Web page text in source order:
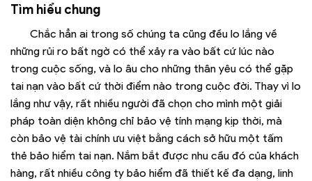
Tìm hiểu chung
Chắc hẳn ai trong số chúng ta cũng đều lo lắng về
những rủi ro bất ngờ có thể xảy ra vào bất cứ lúc nào
trong cuộc sống, và lo âu cho những thân yêu có thể gặp
tai nạn vào bất cứ thời điểm nào trong cuộc đời. Thay vì lo
lắng như vậy, rất nhiều người đã chọn cho mình một giải
pháp toàn diện không chỉ bảo vệ tính mạng kịp thời, mà
còn bảo vệ tài chính ưu việt bằng cách sở hữu một tấm
thẻ bảo hiểm tai nạn. Nắm bắt được nhu cầu đó của khách
hàng, rất nhiều công ty bảo hiểm đã thiết kế đa dạng, linh